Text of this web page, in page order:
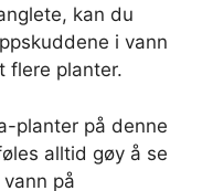
kan du
i vann
flere planter.
planter på denne
alltid gøy å se
på